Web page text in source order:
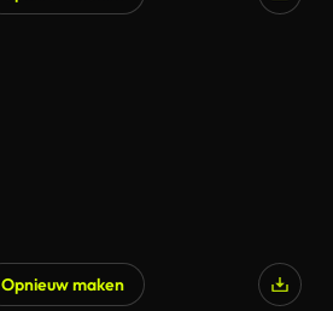
Opnieuw maken